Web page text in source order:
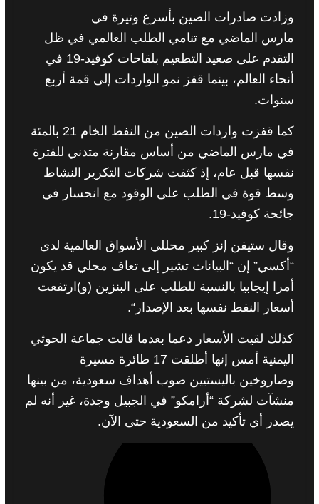
وزادت صادرات الصين بأسرع وتيرة في
مارس الماضي مع تنامي الطلب العالمي في ظل
التقدم على صعيد التطعيم بلقاحات كوفيد-19
في
أنحاء العالم، بينما قفز نمو الواردات إلى قمة أربع
سنوات.
كما قفزت واردات الصين من النفط الخام 21 بالمئة
في مارس الماضي من أساس مقارنة متدني للفترة
نفسها قبل عام، إذ كثفت شركات التكرير النشاط
وسط قوة في الطلب على الوقود مع انحسار في
جائحة كوفيد-19.
وقال ستيفن إنز كبير محللي الأسواق العالمية لدى
“أكسي” إن “البيانات تشير إلى تعاف محلي قد يكون
أمرا إيجابيا بالنسبة للطلب على البنزين (و) ارتفعت
أسعار النفط نفسها بعد الإصدار “.
كذلك لقيت الأسعار دعما بعدما قالت جماعة الحوثي
اليمنية أمس إنها أطلقت 17 طائرة مسيرة
وصاروخين باليستيين صوب أهداف سعودية، من بينها
منشآت لشركة “أرامكو” في الجبيل وجدة، غير أنه لم
يصدر أي تأكيد من السعودية حتى الآن.